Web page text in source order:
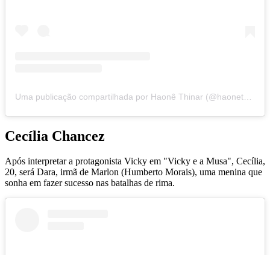
Cecília Chancez
Após interpretar a protagonista Vicky em "Vicky e a Musa", Cecília,
20, será Dara, irmã de Marlon (Humberto Morais), uma menina que
sonha em fazer sucesso nas batalhas de rima.